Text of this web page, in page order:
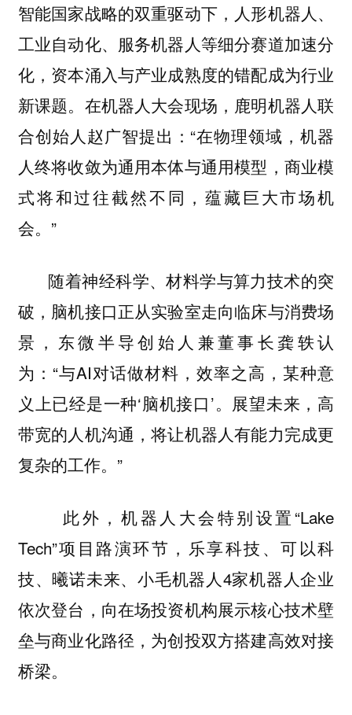
智能国家战略的双重驱动下，人形机器人、
工业自动化、服务机器人等细分赛道加速分
化，资本涌入与产业成熟度的错配成为行业
新课题。在机器人大会现场，鹿明机器人联
合创始人赵广智提出：“在物理领域，机器
人终将收敛为通用本体与通用模型，商业模
式将和过往截然不同，蕴藏巨大市场机
会。”
随着神经科学、材料学与算力技术的突
破，脑机接口正从实验室走向临床与消费场
景，东微半导创始人兼董事长龚轶认
为：“与AI对话做材料，效率之高，某种意
义上已经是一种‘脑机接口’。展望未来，高
带宽的人机沟通，将让机器人有能力完成更
复杂的工作。”
此外，机器人大会特别设置“Lake
Tech”项目路演环节，乐享科技、可以科
技、曦诺未来、小毛机器人4家机器人企业
依次登台，向在场投资机构展示核心技术壁
垒与商业化路径，为创投双方搭建高效对接
桥梁。